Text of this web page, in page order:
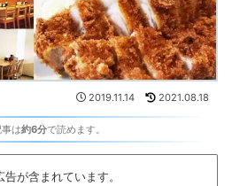
2019.11.14 2021.08.18
は約6分で読めます。
が含まれています。